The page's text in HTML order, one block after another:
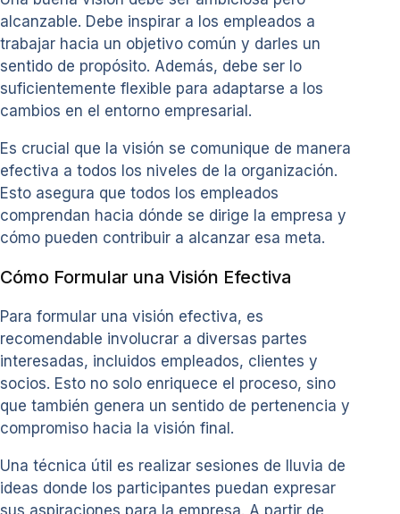
alcanzable. Debe inspirar a los empleados a
trabajar hacia un objetivo común y darles un
sentido de propósito. Además, debe ser lo
suficientemente flexible para adaptarse a los
cambios en el entorno empresarial.
Es crucial que la visión se comunique de manera
efectiva a todos los niveles de la organización.
Esto asegura que todos los empleados
comprendan hacia dónde se dirige la empresa y
cómo pueden contribuir a alcanzar esa meta.
Cómo Formular una Visión Efectiva
Para formular una visión efectiva, es
recomendable involucrar a diversas partes
interesadas, incluidos empleados, clientes y
socios. Esto no solo enriquece el proceso, sino
que también genera un sentido de pertenencia y
compromiso hacia la visión final.
Una técnica útil es realizar sesiones de lluvia de
ideas donde los participantes puedan expresar
sus aspiraciones para la empresa. A partir de